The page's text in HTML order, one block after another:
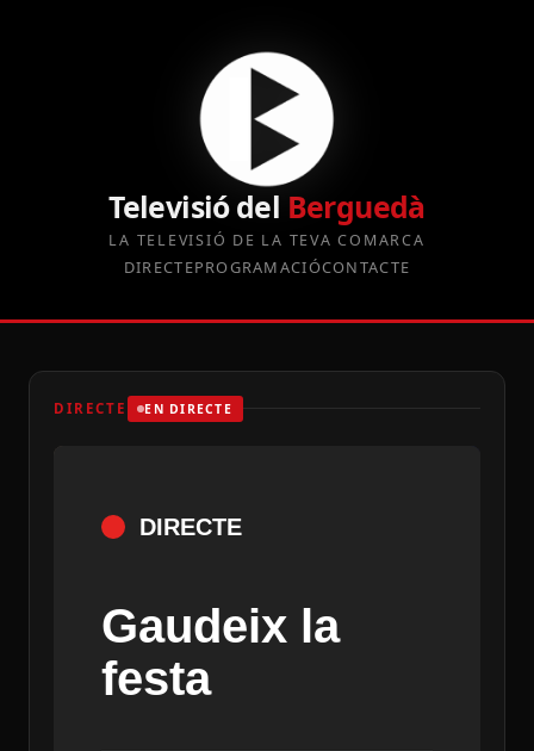
Televisió del Berguedà
LA TELEVISIÓ DE LA TEVA COMARCA
DIRECTEPROGRAMACIÓCONTACTE
DIRECTE EN DIRECTE
DIRECTE
Gaudeix la
festa